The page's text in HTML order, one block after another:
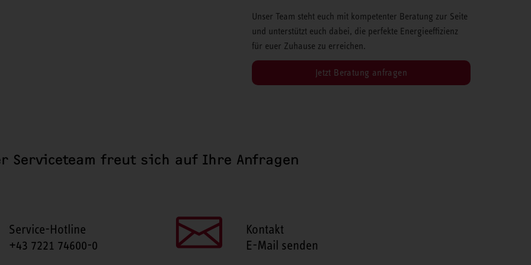
Unser Team steht euch mit kompetenter Beratung zur Seite
und unterstützt euch dabei, die perfekte Energieeffizienz
für euer Zuhause zu erreichen.
Jetzt Beratung anfragen
Serviceteam freut sich auf Ihre Anfragen
Service-Hotline
+43 7221 74600-0
Kontakt
E-Mail senden